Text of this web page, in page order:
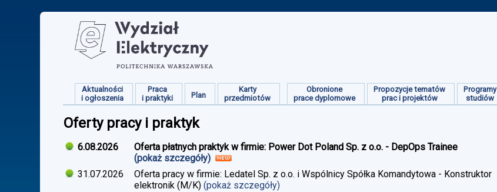
Aktualności
i ogłoszenia
Praca
i praktyki
Plan
Karty
przedmiotów
Obronione
prace dyplomowe
Propozycje tematów
prac i projektów
Programy
studiów
Oferty pracy i praktyk
6.08.2026
Oferta płatnych praktyk w firmie: Power Dot Poland Sp. z o.o. - DepOps Trainee
(pokaż szczegóły)
31.07.2026
Oferta pracy w firmie: Ledatel Sp. z o.o. i Wspólnicy Spółka Komandytowa - Konstruktor
elektronik (M/K) (pokaż szczegóły)